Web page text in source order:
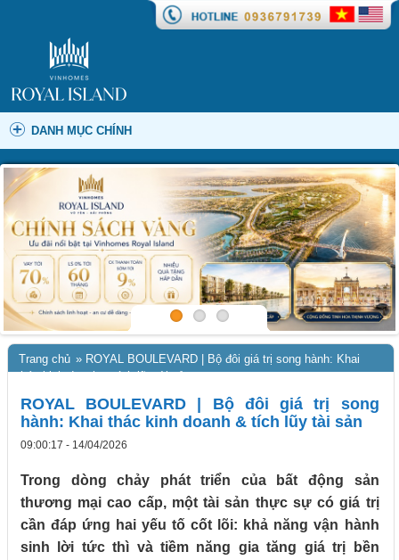
DANH MỤC CHÍNH
Trang chủ » ROYAL BOULEVARD | Bộ đôi giá trị song hành: Khai
thác kinh doanh & tích lũy tài sản
ROYAL BOULEVARD | Bộ đôi giá trị song
hành: Khai thác kinh doanh & tích lũy tài sản
09:00:17 - 14/04/2026
Trong dòng chảy phát triển của bất động sản
thương mại cao cấp, một tài sản thực sự có giá trị
cần đáp ứng hai yếu tố cốt lõi: khả năng vận hành
sinh lời tức thì và tiềm năng gia tăng giá trị bền